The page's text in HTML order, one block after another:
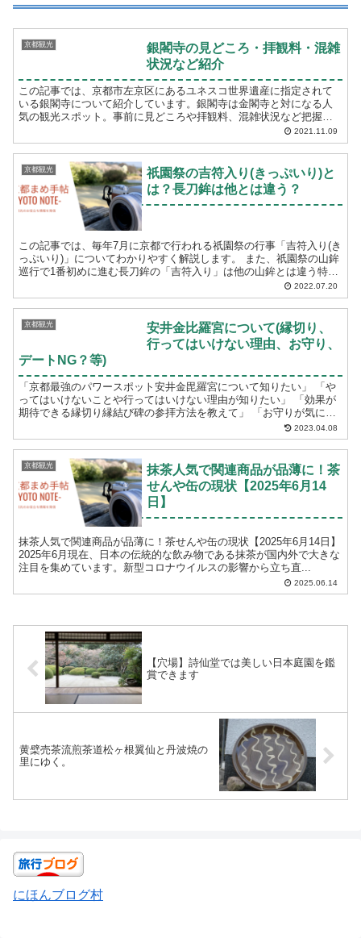
京都観光
銀閣寺の見どころ・拝観料・混雑
状況など紹介
この記事では、京都市左京区にあるユネスコ世界遺産に指定されて
いる銀閣寺について紹介しています。銀閣寺は金閣寺と対になる人
気の観光スポット。事前に見どころや拝観料、混雑状況など把握し
ておくことで、銀閣寺を訪れた時に快適に楽しめると思いますの
で...
2021.11.09
京都観光
祇園祭の吉符入り(きっぷいり)と
は？長刀鉾は他とは違う？
この記事では、毎年7月に京都で行われる祇園祭の行事「吉符入り(き
っぷいり)」についてわかりやすく解説します。 また、祇園祭の山鉾
巡行で1番初めに進む長刀鉾の「吉符入り」は他の山鉾とは違う特別
2022.07.20
京都観光
安井金比羅宮について(縁切り、
行ってはいけない理由、お守り、
デートNG？等)
「京都最強のパワースポット安井金毘羅宮について知りたい」 「や
ってはいけないことや行ってはいけない理由が知りたい」 「効果が
期待できる縁切り縁結び碑の参拝方法を教えて」 「お守りが気にな
2023.04.08
京都観光
抹茶人気で関連商品が品薄に！茶
せんや缶の現状【2025年6月14
日】
抹茶人気で関連商品が品薄に！茶せんや缶の現状【2025年6月14日】
2025年6月現在、日本の伝統的な飲み物である抹茶が国内外で大きな
注目を集めています。新型コロナウイルスの影響から立ち直...
2025.06.14
【穴場】詩仙堂では美しい日本庭園を鑑
賞できます
黄檗売茶流煎茶道松ヶ根翼仙と丹波焼の
里にゆく。
にほんブログ村